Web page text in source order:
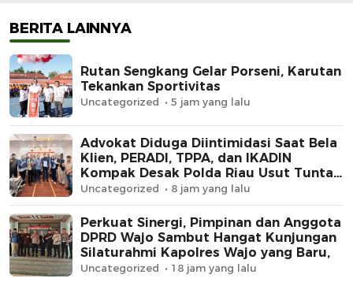
BERITA LAINNYA
Rutan Sengkang Gelar Porseni, Karutan
Tekankan Sportivitas
Uncategorized 5 jam yang lalu
Advokat Diduga Diintimidasi Saat Bela
Klien, PERADI, TPPA, dan IKADIN
Kompak Desak Polda Riau Usut Tuntas
Dugaan Premanisme
Uncategorized 8 jam yang lalu
Perkuat Sinergi, Pimpinan dan Anggota
DPRD Wajo Sambut Hangat Kunjungan
Silaturahmi Kapolres Wajo yang Baru,
Uncategorized 18 jam yang lalu